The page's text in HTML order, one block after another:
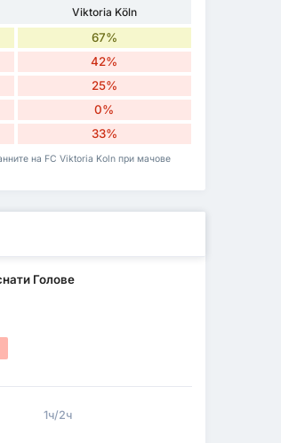
Viktoria Köln
67%
42%
25%
0%
33%
на FC Viktoria Koln при мачове
Голове
1ч/2ч